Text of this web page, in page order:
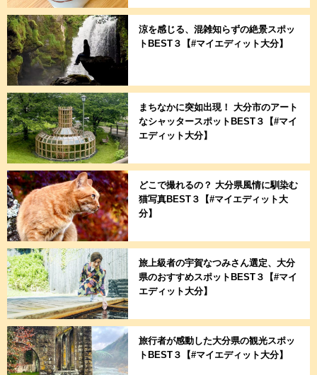
涼を感じる、混雑知らずの絶景スポッ
トBEST３【#マイエディット大分】
まちなかに突如出現！ 大分市のアート
なシャッタースポットBEST３【#マイ
エディット大分】
どこで撮れるの？ 大分県風情に馴染む
猫写真BEST３【#マイエディット大
分】
旅上級者の宇賀なつみさん選定、大分
県のおすすめスポットBEST３【#マイ
エディット大分】
旅行者が感動した大分県の観光スポッ
トBEST３【#マイエディット大分】